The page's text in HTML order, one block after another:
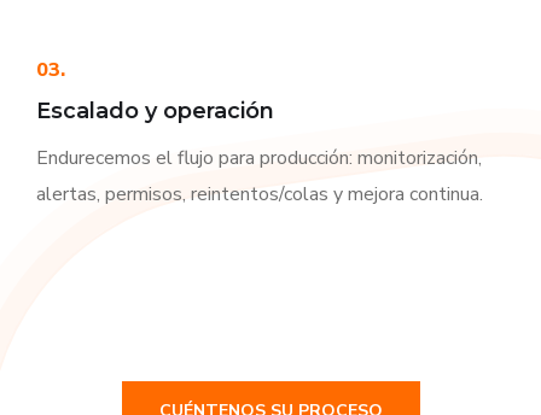
03.
Escalado y operación
Endurecemos el flujo para producción: monitorización,
alertas, permisos, reintentos/colas y mejora continua.
CUÉNTENOS SU PROCESO